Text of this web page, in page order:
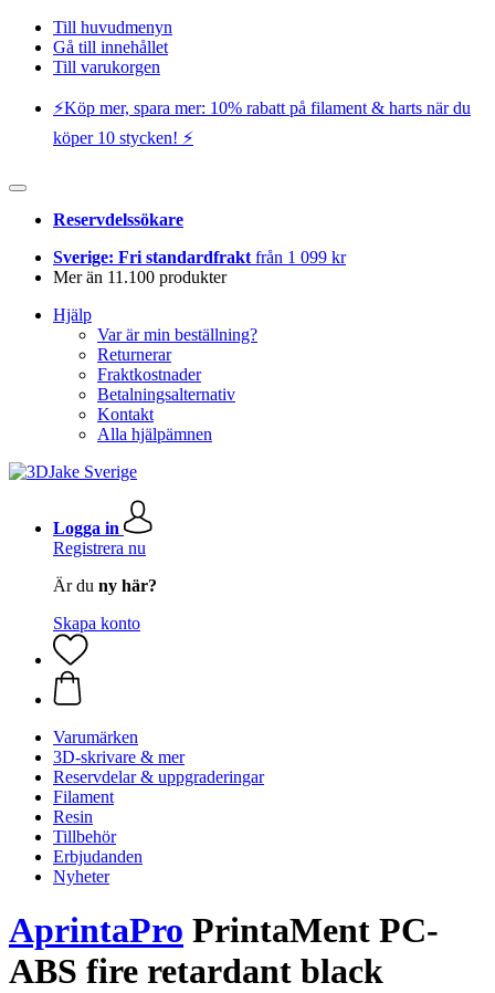
Till huvudmenyn
Gå till innehållet
Till varukorgen
⚡️Köp mer, spara mer: 10% rabatt på filament & harts när du
köper 10 stycken! ⚡️
Reservdelssökare
Sverige: Fri standardfrakt från 1 099 kr
Mer än 11.100 produkter
Hjälp
Var är min beställning?
Returnerar
Fraktkostnader
Betalningsalternativ
Kontakt
Alla hjälpämnen
Logga in
Registrera nu
Är du ny här?
Skapa konto
Varumärken
3D-skrivare & mer
Reservdelar & uppgraderingar
Filament
Resin
Tillbehör
Erbjudanden
Nyheter
AprintaPro PrintaMent PC-
ABS fire retardant black